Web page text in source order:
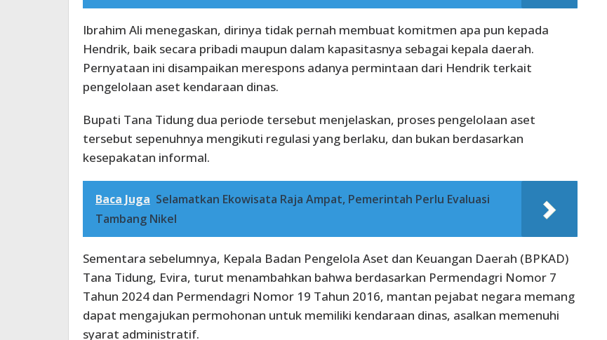
Ibrahim Ali menegaskan, dirinya tidak pernah membuat komitmen apa pun kepada
Hendrik, baik secara pribadi maupun dalam kapasitasnya sebagai kepala daerah.
Pernyataan ini disampaikan merespons adanya permintaan dari Hendrik terkait
pengelolaan aset kendaraan dinas.
Bupati Tana Tidung dua periode tersebut menjelaskan, proses pengelolaan aset
tersebut sepenuhnya mengikuti regulasi yang berlaku, dan bukan berdasarkan
kesepakatan informal.
Baca Juga Selamatkan Ekowisata Raja Ampat, Pemerintah Perlu Evaluasi
Tambang Nikel
Sementara sebelumnya, Kepala Badan Pengelola Aset dan Keuangan Daerah (BPKAD)
Tana Tidung, Evira, turut menambahkan bahwa berdasarkan Permendagri Nomor 7
Tahun 2024 dan Permendagri Nomor 19 Tahun 2016, mantan pejabat negara memang
dapat mengajukan permohonan untuk memiliki kendaraan dinas, asalkan memenuhi
syarat administratif.